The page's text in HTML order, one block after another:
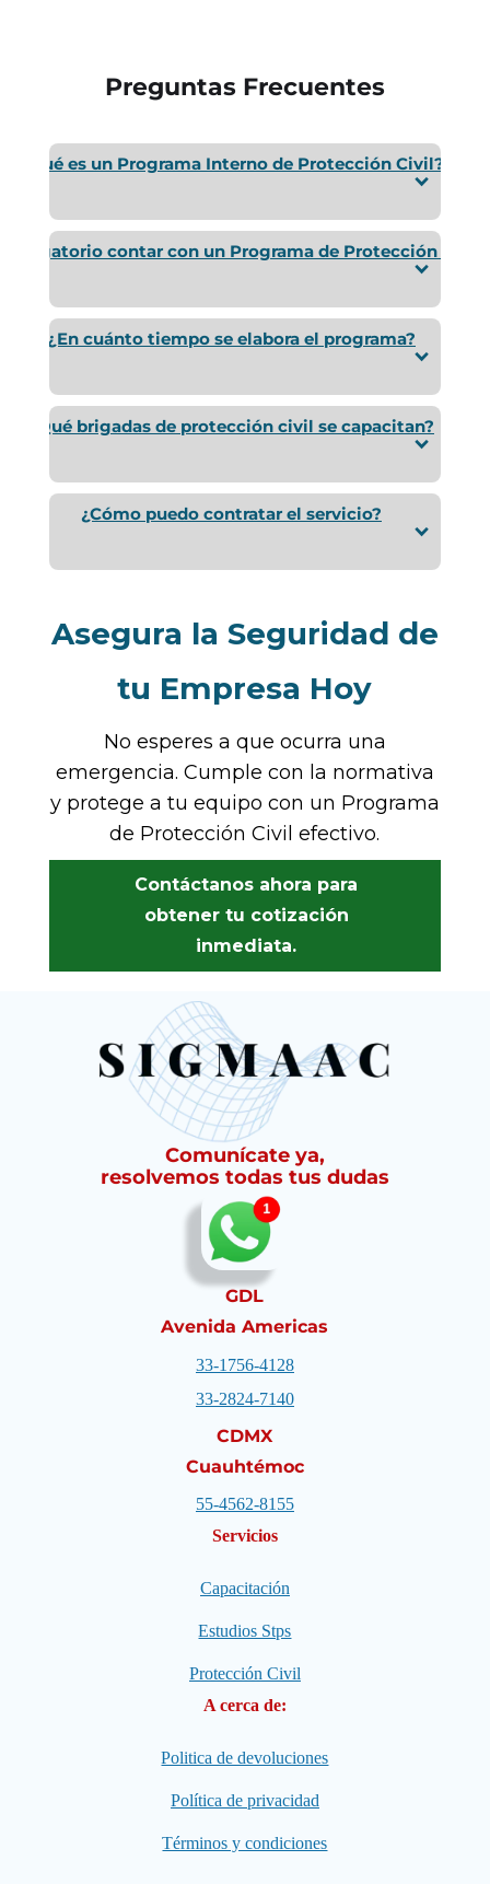
Preguntas Frecuentes
¿Qué es un Programa Interno de Protección Civil?
obligatorio contar con un Programa de Protección Civil?
¿En cuánto tiempo se elabora el programa?
¿Qué brigadas de protección civil se capacitan?
¿Cómo puedo contratar el servicio?
Asegura la Seguridad de
tu Empresa Hoy
No esperes a que ocurra una
emergencia. Cumple con la normativa
y protege a tu equipo con un Programa
de Protección Civil efectivo.
Contáctanos ahora para
obtener tu cotización
inmediata.
Comunícate ya,
resolvemos todas tus dudas
GDL
Avenida Americas
33-1756-4128
33-2824-7140
CDMX
Cuauhtémoc
55-4562-8155
Servicios
Capacitación
Estudios Stps
Protección Civil
A cerca de:
Politica de devoluciones
Política de privacidad
Términos y condiciones